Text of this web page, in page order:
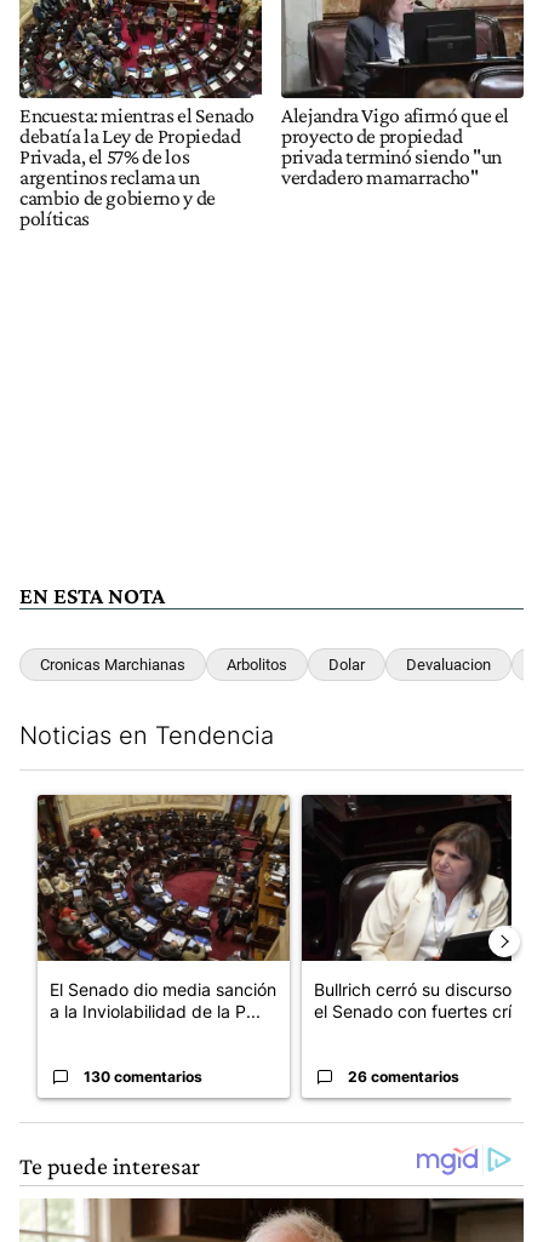
Encuesta: mientras el Senado
debatía la Ley de Propiedad
Privada, el 57% de los
argentinos reclama un
cambio de gobierno y de
políticas
Alejandra Vigo afirmó que el
proyecto de propiedad
privada terminó siendo "un
verdadero mamarracho"
EN ESTA NOTA
Cronicas Marchianas Arbolitos Dolar Devaluacion
Noticias en Tendencia
Un artículo de tendencia con el título "El Senado dio media
El Senado dio media sanción
a la Inviolabilidad de la P...
130 comentarios
Un artículo de tendencia
Bullrich cerró su discurso en
el Senado con fuertes crí...
26 comentarios